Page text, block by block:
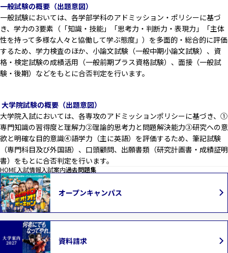
一般試験の概要（出題意図）
一般試験においては、各学部学科のアドミッション・ポリシーに基づ
き、学力の3要素（「知識・技能」「思考力・判断力・表現力」「主体
性を持って多様な人々と協働して学ぶ態度」）を多面的・総合的に評価
するため、学力検査のほか、小論文試験（一般中期小論文試験）、資
格・検定試験の成績活用（一般前期プラス資格試験）、面接（一般試
験・後期）などをもとに合否判定を行います。
大学院試験の概要（出題意図）
大学院入試においては、各専攻のアドミッションポリシーに基づき、①
専門知識の習得度と理解力②理論的思考力と問題解決能力③研究への意
欲と明確な目的意識④語学力（主に英語）を評価するため、筆記試験
（専門科目及び外国語）、口頭顧問、出願書類（研究計画書・成績証明
書）をもとに合否判定を行います。
HOME入試情報入試案内過去問題集
オープンキャンパス
資料請求